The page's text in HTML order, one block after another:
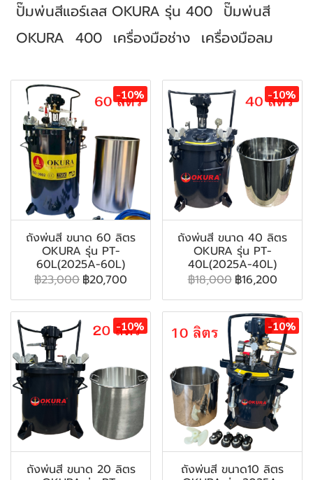
ปั๊มพ่นสีแอร์เลส OKURA รุ่น 400 ปั๊มพ่นสี
OKURA 400 เครื่องมือช่าง เครื่องมือลม
-10%
ถังพ่นสี ขนาด 60 ลิตร
OKURA รุ่น PT-
60L(2025A-60L)
฿23,000 ฿20,700
-10%
ถังพ่นสี ขนาด 40 ลิตร
OKURA รุ่น PT-
40L(2025A-40L)
฿18,000 ฿16,200
-10%
ถังพ่นสี ขนาด 20 ลิตร
-10%
ถังพ่นสี ขนาด10 ลิตร